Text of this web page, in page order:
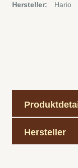
Hersteller:
Hario
Hersteller